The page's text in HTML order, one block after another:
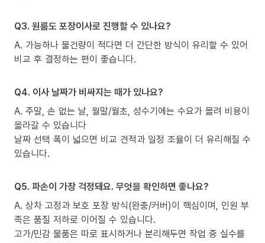
Q3. 원룸도 포장이사로 진행할 수 있나요?
A. 가능하나 물건량이 적다면 더 간단한 방식이 유리할 수 있어
비교 후 결정하는 편이 좋습니다.
Q4. 이사 날짜가 비싸지는 때가 있나요?
A. 주말, 손 없는 날, 월말/월초, 성수기에는 수요가 몰려 비용이
올라갈 수 있습니다
날짜 선택 폭이 넓으면 비교 견적과 일정 조율이 더 유리해질 수
있습니다.
Q5. 파손이 가장 걱정돼요. 무엇을 확인하면 좋나요?
A. 상차 고정과 보호 포장 방식(완충/커버)이 핵심이며, 인원 부
족은 품질 저하로 이어질 수 있습니다.
고가/민감 물품은 따로 표시하거나 분리해두면 작업 중 실수를